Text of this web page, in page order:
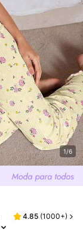
1/6
4.85 (1000+)